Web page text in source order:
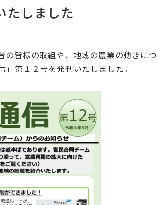
たしました
皆様の取組や、地域の農業の動きにつ
第１２号を発刊いたしました。